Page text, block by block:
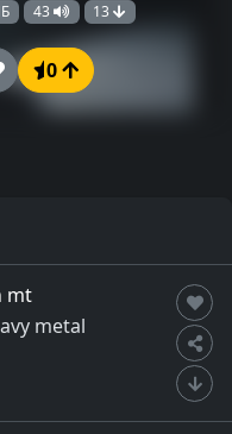
43 13
0
mt
metal